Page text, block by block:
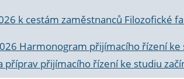
k cestám zaměstnanců Filozofické
Harmonogram přijímacího řízení
příprav přijímacího řízení ke studiu